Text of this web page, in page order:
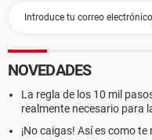
NOVEDADES
La regla de los 10 mil
realmente necesario para
¡No caigas! Así es como